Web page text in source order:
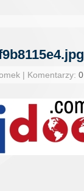
| Komentarzy: 0